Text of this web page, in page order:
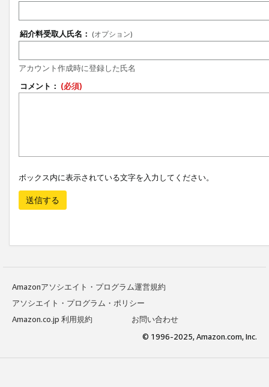
紹介料受取人氏名： (オプション)
アカウント作成時に登録した氏名
コメント： (必須)
ボックス内に表示されている文字を入力してください。
送信する
Amazonアソシエイト・プログラム運営規約
アソシエイト・プログラム・ポリシー
Amazon.co.jp 利用規約
お問い合わせ
© 1996-2025, Amazon.com, Inc.